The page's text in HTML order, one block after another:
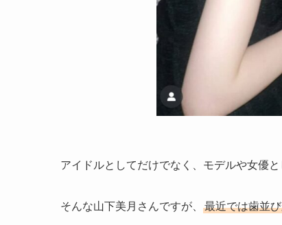
アイドルとしてだけでなく、モデルや女優
そんな山下美月さんですが、 最近では歯並